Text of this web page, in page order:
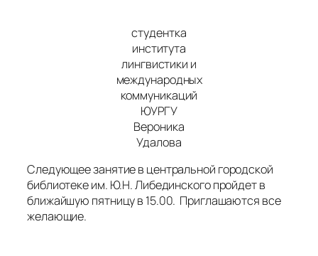
студентка
института
лингвистики и
международных
коммуникаций
ЮУРГУ
Вероника
Удалова
Следующее занятие в центральной городской
библиотеке им. Ю.Н. Либединского пройдет в
ближайшую пятницу в 15.00. Приглашаются все
желающие.